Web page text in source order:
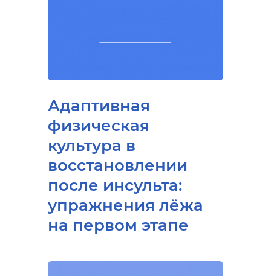
Адаптивная
физическая
культура в
восстановлении
после инсульта:
упражнения лёжа
на первом этапе